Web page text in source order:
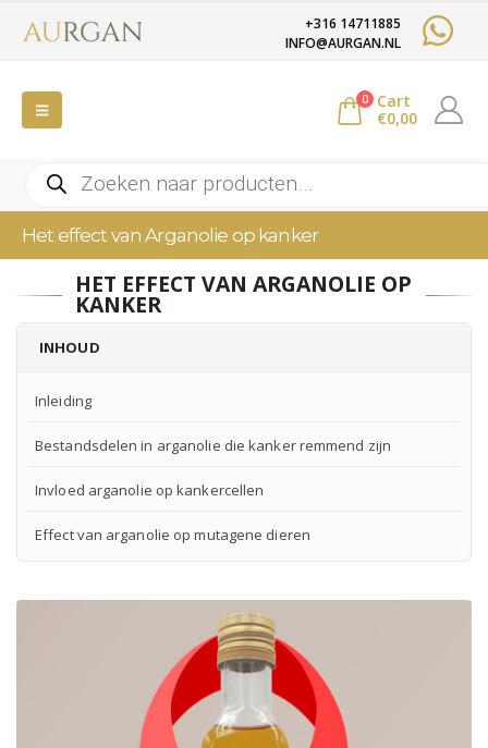
+316 14711885
INFO@AURGAN.NL
0
Cart
€0,00
Producten
zoeken
Het effect van Arganolie op kanker
HET EFFECT VAN ARGANOLIE OP
KANKER
INHOUD
Inleiding
Bestandsdelen in arganolie die kanker remmend zijn
Invloed arganolie op kankercellen
Effect van arganolie op mutagene dieren